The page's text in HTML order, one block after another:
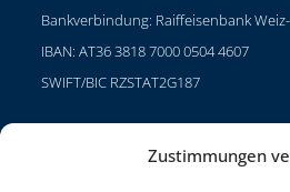
Zustimmungen
Bankverbindung: Raiffeisenbank
IBAN: AT36 3818 7000 0504 4607
SWIFT/BIC RZSTAT2G187